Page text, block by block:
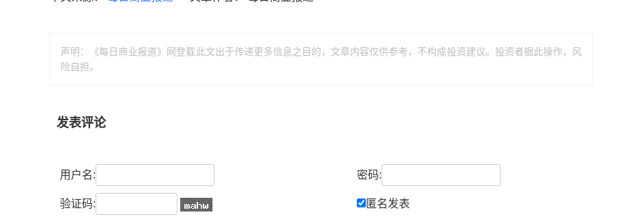
声明：《每日商业报道》网登载此文出于传递更多信息之目的，文章内容仅供参考，不构成投资建议。投资者据此操作，风
险自担。
发表评论
用户名: 密码:
验证码: 匿名发表